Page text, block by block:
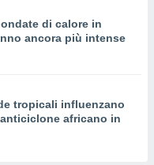
di calore in
ancora più intense
tropicali influenzano
africano in